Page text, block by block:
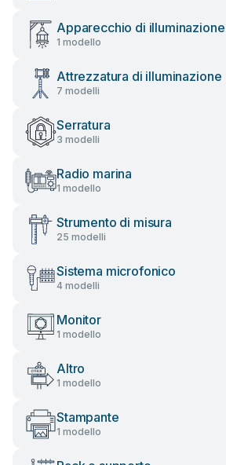
Apparecchio di illuminazione
1 modello
Attrezzatura di illuminazione
7 modelli
Serratura
3 modelli
Radio marina
1 modello
Strumento di misura
25 modelli
Sistema microfonico
4 modelli
Monitor
1 modello
Altro
1 modello
Stampante
1 modello